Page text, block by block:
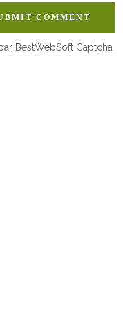
COMMENT
BestWebSoft Captcha